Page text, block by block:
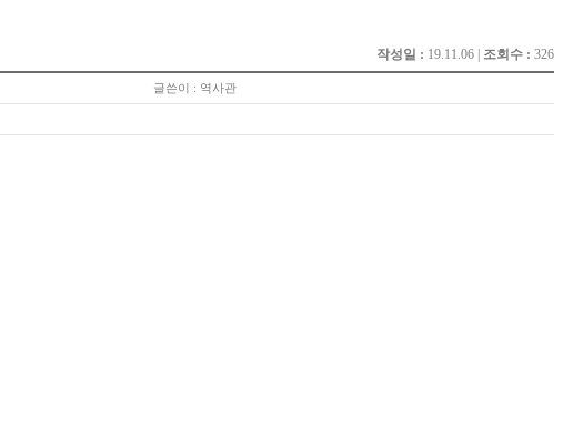
작성일 : 19.11.06 | 조회수 : 326
글쓴이 : 역사관